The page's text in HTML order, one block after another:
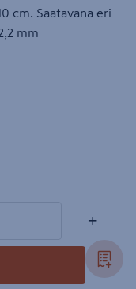
cm. Saatavana eri
mm
+